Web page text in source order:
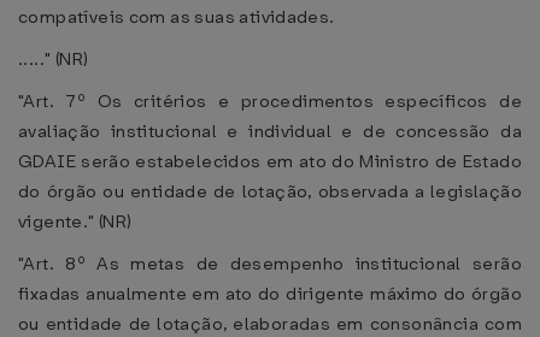
compatíveis com as suas atividades.
....." (NR)
"Art. 7º Os critérios e procedimentos específicos de
avaliação institucional e individual e de concessão da
GDAIE serão estabelecidos em ato do Ministro de Estado
do órgão ou entidade de lotação, observada a legislação
vigente." (NR)
"Art. 8º As metas de desempenho institucional serão
fixadas anualmente em ato do dirigente máximo do órgão
ou entidade de lotação, elaboradas em consonância com